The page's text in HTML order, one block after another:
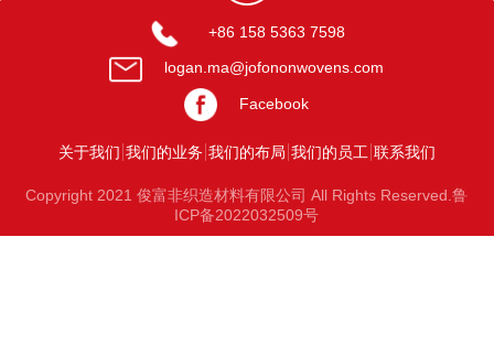
+86 158 5363 7598
logan.ma@jofononwovens.com
Facebook
关于我们 我们的业务 我们的布局 我们的员工 联系我们
Copyright 2021 俊富非织造材料有限公司 All Rights Reserved.鲁
ICP备2022032509号